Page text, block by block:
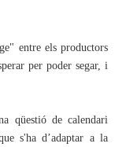
entre els productors
per poder segar, i
qüestió de calendari
s'ha d’adaptar a la